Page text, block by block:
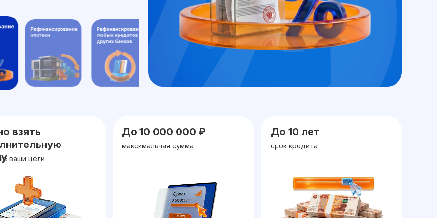
ипотеке
кредита
До 10 лет
До 10 000 000 ₽
взять
срок кредита
максимальная сумма
ваши цели